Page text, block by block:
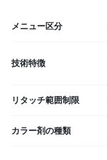
メニュー区分
技術特徴
リタッチ範囲制限
カラー剤の種類